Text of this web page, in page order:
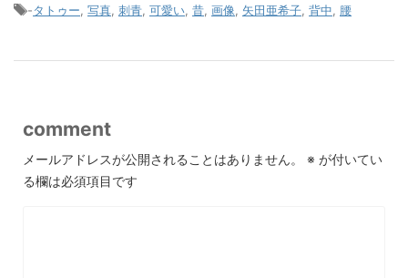
-タトゥー 写真 刺青 可愛い 昔 画像 矢田亜希子 背中 腰
comment
メールアドレスが公開されることはありません。 ※ が付いてい
る欄は必須項目です